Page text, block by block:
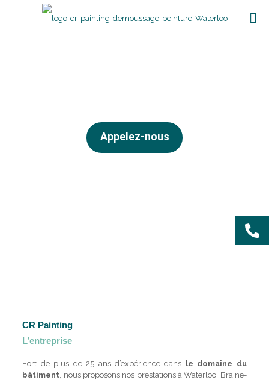
Appelez-nous
CR Painting
L’entreprise
Fort de plus de 25 ans d’expérience dans le domaine du
bâtiment, nous proposons nos prestations à Waterloo, Braine-